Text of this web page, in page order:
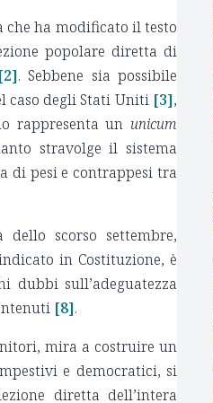
ha modificato il testo
popolare diretta di
[2]. Sebbene sia possibile
caso degli Stati Uniti [3],
rappresenta un unicum
stravolge il sistema
di pesi e contrappesi tra
scorso settembre,
in Costituzione, è
dubbi sull’adeguatezza
[8].
mira a costruire un
e democratici, si
diretta dell’intera